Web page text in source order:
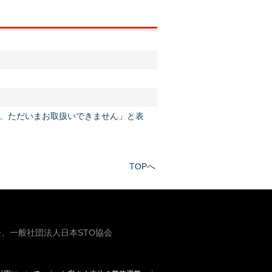
ただいまお取扱いできません」と表
TOPへ
一般社団法人日本STO協会